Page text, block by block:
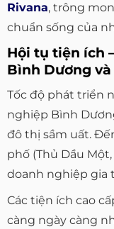
Rivana, trông
chuẩn sống của
Hội tụ tiện ích
Bình Dương và
Tốc độ phát triển
nghiệp Bình
đô thị sầm uất.
phố (Thủ Dầu Một,
doanh nghiệp gia
Các tiện ích cao
càng ngày càng